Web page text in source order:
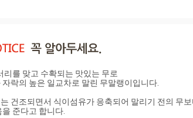
리를 맞고 수확되는 맛있는 무로
자락의 높은 일교차로 말린 무말랭이입니다.
건조되면서 식이섬유가 응축되어 말리기 전의 무
준다고 합니다.